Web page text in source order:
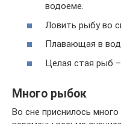
водоеме.
Ловить рыбу во
Плавающая в
Целая стая рыб
Много рыбок
Во сне приснилось